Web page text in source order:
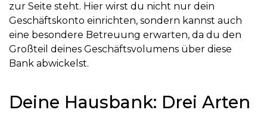
zur Seite steht. Hier wirst du nicht nur dein
Geschäftskonto einrichten, sondern kannst auch
eine besondere Betreuung erwarten, da du den
Großteil deines Geschäftsvolumens über diese
Bank abwickelst.
Deine Hausbank: Drei Arten